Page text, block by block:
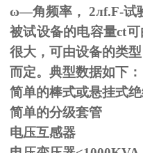
ω—角频率， 2лf.F-试
被试设备的电容量ct
很大，可由设备的类型
而定。典型数据如下：
简单的棒式或悬挂
简单的分级套管
电压互感器